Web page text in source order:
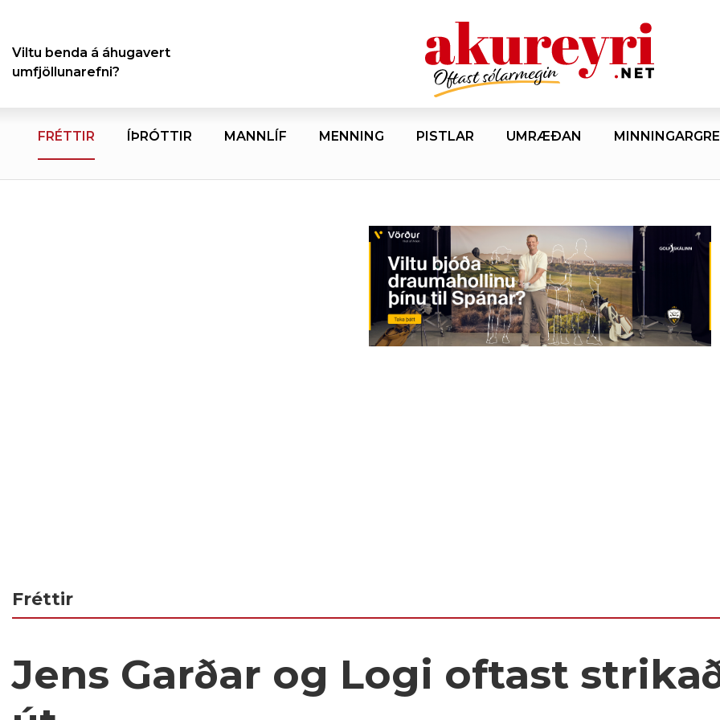
Viltu benda á áhugavert
umfjöllunarefni?
FRÉTTIR ÍÞRÓTTIR MANNLÍF MENNING PISTLAR UMRÆÐAN
Fréttir
Jens Garðar og Logi oftast